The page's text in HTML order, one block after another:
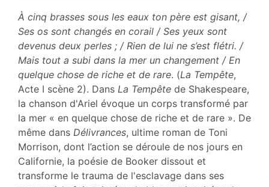
Texte
Bibliographie
Notes
Citer cet article
Auteur
À cinq brasses sous les eaux ton père est gisant, /
Ses os sont changés en corail / Ses yeux sont
devenus deux perles ; / Rien de lui ne s’est flétri. /
Mais tout a subi dans la mer un changement / En
quelque chose de riche et de rare. (La Tempête,
Acte I scène 2). Dans La Tempête de Shakespeare,
la chanson d'Ariel évoque un corps transformé par
la mer « en quelque chose de riche et de rare ». De
même dans Délivrances, ultime roman de Toni
Morrison, dont l’action se déroule de nos jours en
Californie, la poésie de Booker dissout et
transforme le trauma de l'esclavage dans ses